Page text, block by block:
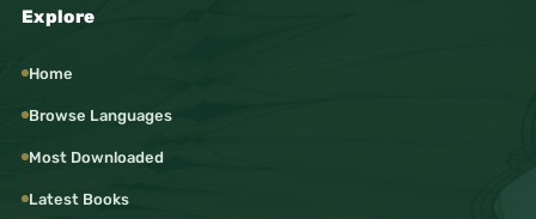
Explore
Home
Browse Languages
Most Downloaded
Latest Books